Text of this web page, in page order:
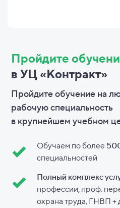
Пройдите
в УЦ «Контракт»
Пройдите обучение на
рабочую специальность
в крупнейшем учебном
Обучаем по более
специальностей
Полный комплекс
профессии, проф.
охрана труда, ГНВП +